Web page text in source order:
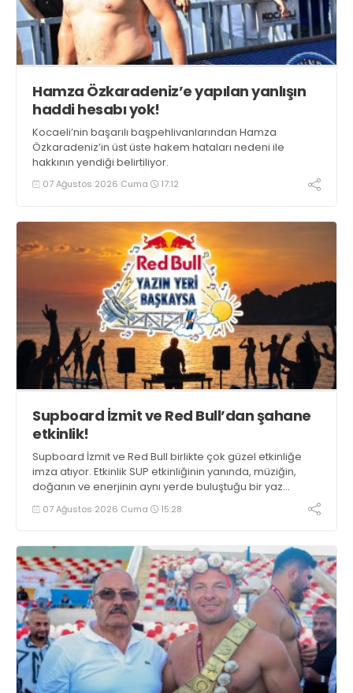
Hamza Özkaradeniz’e yapılan yanlışın
haddi hesabı yok!
Kocaeli’nin başarılı başpehlivanlarından Hamza
Özkaradeniz’in üst üste hakem hataları nedeni ile
hakkının yendiği belirtiliyor.
07 Ağustos 2026 Cuma 17:12
Supboard İzmit ve Red Bull’dan şahane
etkinlik!
Supboard İzmit ve Red Bull birlikte çok güzel etkinliğe
imza atıyor. Etkinlik SUP etkinliğinin yanında, müziğin,
doğanın ve enerjinin aynı yerde buluştuğu bir yaz
deneyimini de buluşturuyor.
07 Ağustos 2026 Cuma 15:28